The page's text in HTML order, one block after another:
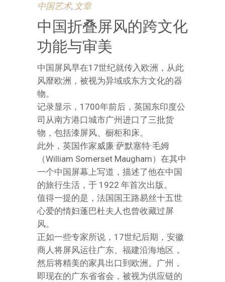
中国艺术, 文章
中国折叠屏风的跨文化
功能与审美
中国屏风早在17世纪就传入欧洲，从此
风靡欧洲，被视为异域或东方文化的器
物。
记录显示，1700年前后，英国东印度公
司从南方港口城市广州进口了三批货
物，包括漆屏风、橱柜和床。
此外，英国作家威廉·萨默塞特·毛姆
（William Somerset Maugham）在其中
一个中国屏幕上写道，描述了他在中国
的旅行生活，于 1922 年首次出版。
值得一提的是，法国国王路易丝十五世
心爱的情妇蓬巴杜夫人也曾收藏过屏
风。
正如一些专家所说，17世纪后期，安徽
商人将屏风运往广东、福建沿海地区，
然后将精美的家具出口到欧洲。广州，
即现在的广东省省会，被视为供应链的